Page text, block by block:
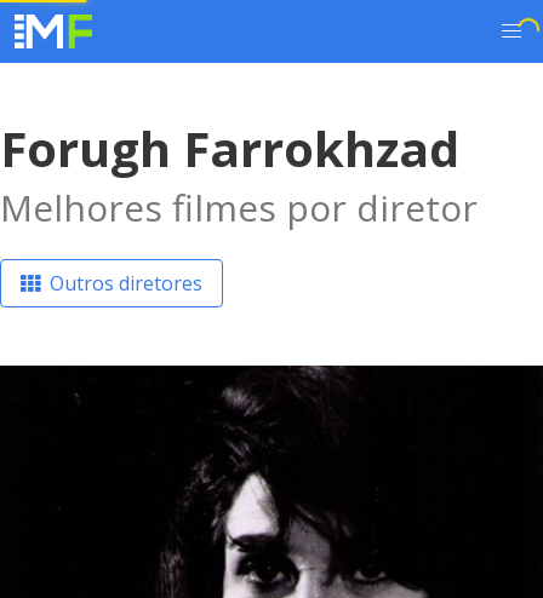
Forugh Farrokhzad
Melhores filmes por diretor
Outros diretores